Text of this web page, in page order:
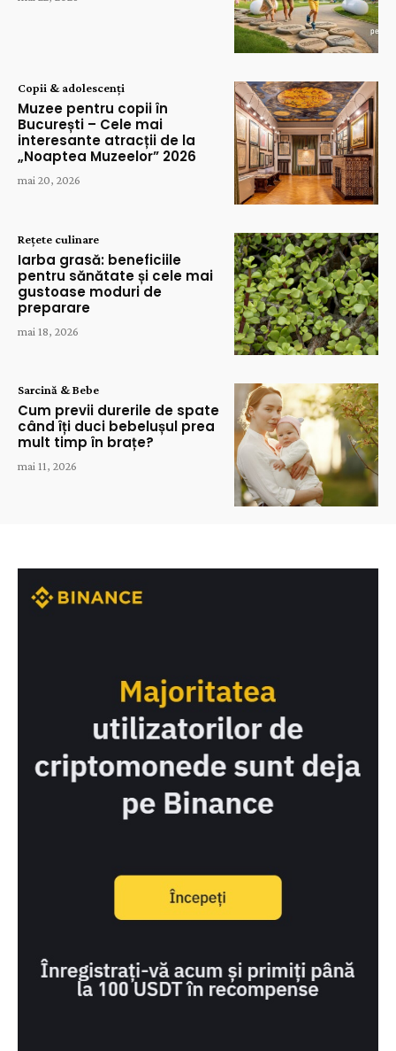
Copii & adolescenți
Muzee pentru copii în
București – Cele mai
interesante atracții de la
„Noaptea Muzeelor” 2026
mai 20, 2026
Rețete culinare
Iarba grasă: beneficiile
pentru sănătate și cele mai
gustoase moduri de
preparare
mai 18, 2026
Sarcină & Bebe
Cum previi durerile de spate
când îți duci bebelușul prea
mult timp în brațe?
mai 11, 2026